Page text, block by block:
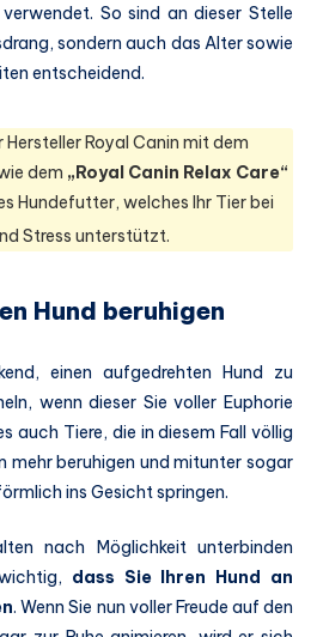
So sind an dieser Stelle
sondern auch das Alter sowie
entscheidend.
Royal Canin mit dem
dem „Royal Canin Relax Care“
Hundefutter, welches Ihr Tier bei
Stress unterstützt.
Hund beruhigen
einen aufgedrehten Hund zu
wenn dieser Sie voller Euphorie
auch Tiere, die in diesem Fall völlig
mehr beruhigen und mitunter sogar
ins Gesicht springen.
nach Möglichkeit unterbinden
dass Sie Ihren Hund an
. Wenn Sie nun voller Freude auf den